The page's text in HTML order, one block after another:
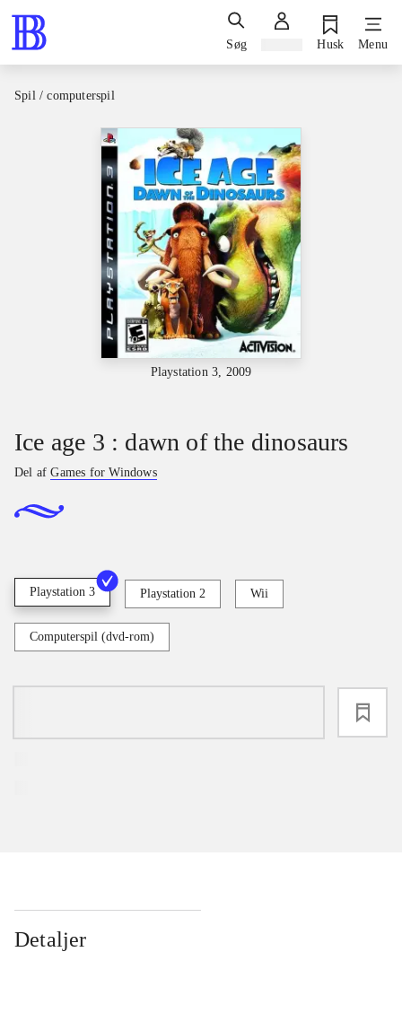
Søg Husk Menu
Spil / computerspil
Playstation 3, 2009
Ice age 3 : dawn of the dinosaurs
Del afGames for Windows
Playstation 3 Playstation 2 Wii
Computerspil (dvd-rom)
Detaljer